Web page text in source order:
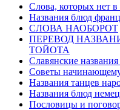
Слова, которых нет в
Названия блюд
СЛОВА НАОБОРОТ
ПЕРЕВОД
ТОЙОТА
Славянские названия
Советы
Названия танцев
Названия блюд
Пословицы и